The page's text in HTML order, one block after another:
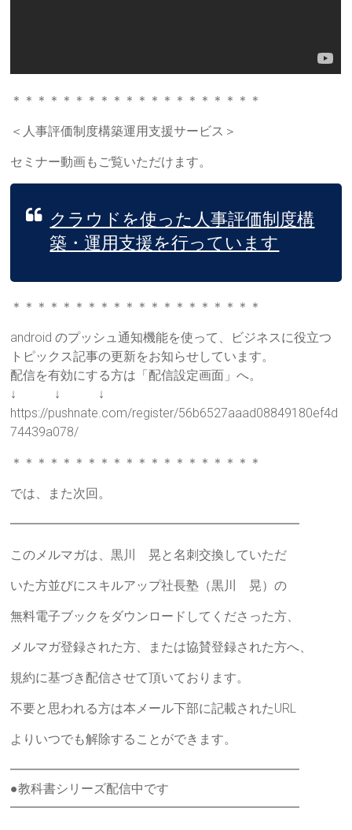
＊＊＊＊＊＊＊＊＊＊＊＊＊＊＊＊＊＊＊＊
＜人事評価制度構築運用支援サービス＞
セミナー動画もご覧いただけます。
クラウドを使った人事評価制度構
築・運用支援を行っています
＊＊＊＊＊＊＊＊＊＊＊＊＊＊＊＊＊＊＊＊
android のプッシュ通知機能を使って、ビジネスに役立つ
トピックス記事の更新をお知らせしています。
配信を有効にする方は「配信設定画面」へ。
↓ ↓ ↓
https://pushnate.com/register/56b6527aaad08849180ef4d
74439a078/
＊＊＊＊＊＊＊＊＊＊＊＊＊＊＊＊＊＊＊＊
では、また次回。
━━━━━━━━━━━━━━━━━━━━━━━
このメルマガは、黒川 晃と名刺交換していただ
いた方並びにスキルアップ社長塾（黒川 晃）の
無料電子ブックをダウンロードしてくださった方、
メルマガ登録された方、または協賛登録された方へ、
規約に基づき配信させて頂いております。
不要と思われる方は本メール下部に記載されたURL
よりいつでも解除することができます。
━━━━━━━━━━━━━━━━━━━━━━━
●教科書シリーズ配信中です
━━━━━━━━━━━━━━━━━━━━━━━